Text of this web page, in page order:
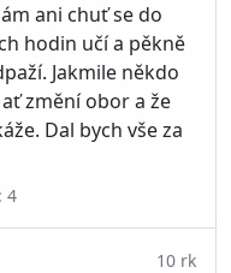
ani chuť se do
hodin učí a pěkně
Jakmile někdo
změní obor a že
Dal bych vše za
4
10 rk